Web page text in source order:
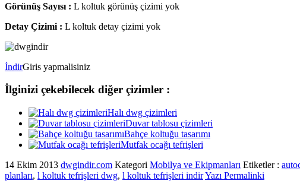
Görünüş Sayısı : L koltuk görünüş çizimi yok
Detay Çizimi : L koltuk detay çizimi yok
İndirGiris yapmalisiniz
İlginizi çekebilecek diğer çizimler :
Halı dwg çizimleri
Duvar tablosu çizimleri
Bahçe koltuğu tasarımı
Mutfak ocağı tefrişleri
14 Ekim 2013 dwgindir.com Kategori Mobilya ve Ekipmanları Etiketler :
planları, l koltuk tefrişleri dwg, l koltuk tefrişleri indirYazı Permalinki